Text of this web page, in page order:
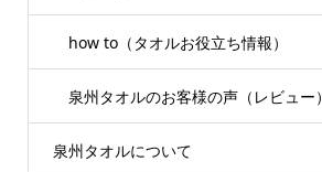
how to（タオルお役立ち情報）
泉州タオルのお客様の声（レビュー）
泉州タオルについて